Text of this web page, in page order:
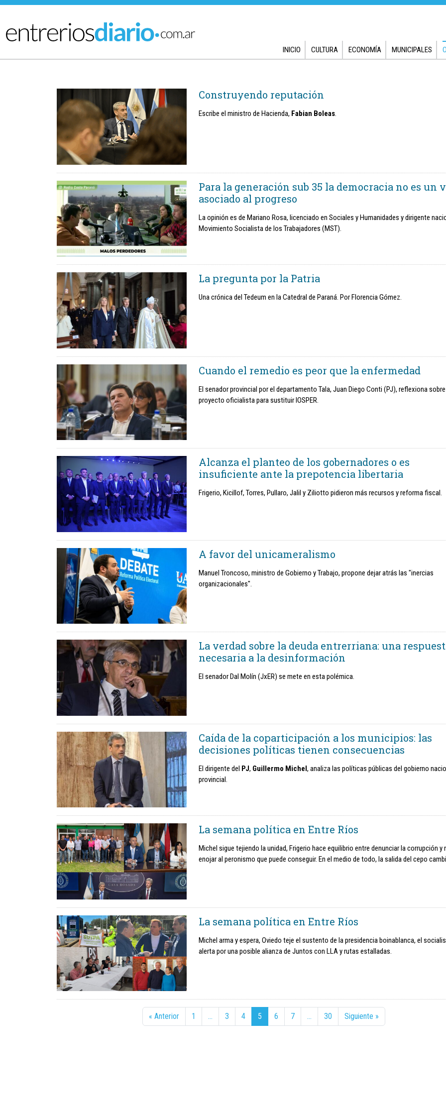
Ir al menú principal
INICIO CULTURA ECONOMÍA MUNICIPALES
Construyendo reputación
Escribe el ministro de Hacienda, Fabian Boleas.
Para la generación sub 35 la democracia no es un
asociado al progreso
La opinión es de Mariano Rosa, licenciado en Sociales y Humanidades y dirigente
Movimiento Socialista de los Trabajadores (MST).
La pregunta por la Patria
Una crónica del Tedeum en la Catedral de Paraná. Por Florencia Gómez.
Cuando el remedio es peor que la enfermedad
El senador provincial por el departamento Tala, Juan Diego Conti (PJ), reflexiona
proyecto oficialista para sustituir IOSPER.
Alcanza el planteo de los gobernadores o es
insuficiente ante la prepotencia libertaria
Frigerio, Kicillof, Torres, Pullaro, Jalil y Ziliotto pidieron más recursos y reforma fiscal.
A favor del unicameralismo
Manuel Troncoso, ministro de Gobierno y Trabajo, propone dejar atrás las "inercias
organizacionales".
La verdad sobre la deuda entrerriana: una
necesaria a la desinformación
El senador Dal Molín (JxER) se mete en esta polémica.
Caída de la coparticipación a los municipios: las
decisiones políticas tienen consecuencias
El dirigente del PJ, Guillermo Michel, analiza las políticas públicas del gobierno
provincial.
La semana política en Entre Ríos
Michel sigue tejiendo la unidad, Frigerio hace equilibrio entre denunciar la corrupción y
enojar al peronismo que puede conseguir. En el medio de todo, la salida del cepo
La semana política en Entre Ríos
Michel arma y espera, Oviedo teje el sustento de la presidencia boinablanca, el
alerta por una posible alianza de Juntos con LLA y rutas estalladas.
« Anterior 1 … 3 4 5 6 7 … 30 Siguiente »